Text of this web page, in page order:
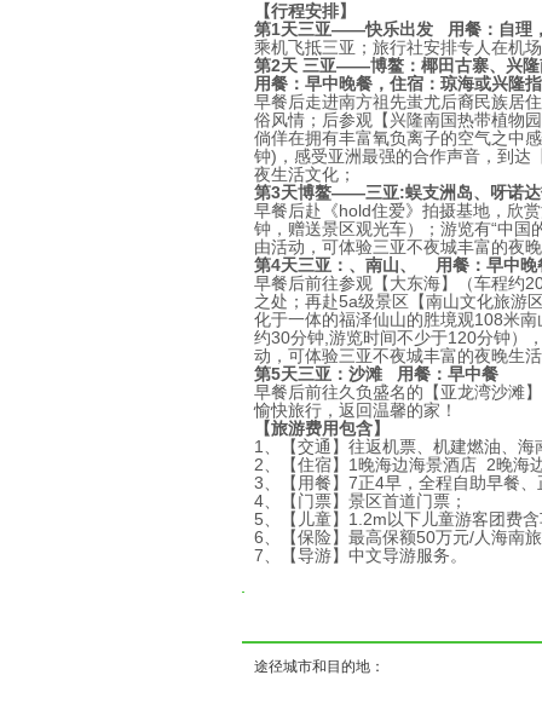
【行程安排】
第1天三亚——快乐出发 用餐：自理
乘机飞抵三亚；旅行社安排专人在机
第2天 三亚——博鳌：椰田古寨、兴隆
用餐：早中晚餐，住宿：琼海或兴隆
早餐后走进南方祖先蚩尤后裔民族居
俗风情；后参观【兴隆南国热带植物
倘佯在拥有丰富氧负离子的空气之中
钟) ，感受亚洲最强的合作声音，到达
夜生活文化；
第3天博鳌——三亚:蜈支洲岛、呀诺
早餐后赴《hold住爱》拍摄基地，欣
钟，赠送景区观光车）；游览有“中国
由活动，可体验三亚不夜城丰富的夜
第4天三亚：、南山、 用餐：早中晚
早餐后前往参观【大东海】（车程约
之处；再赴5a级景区【南山文化旅游
化于一体的福泽仙山的胜境观108米南
约30分钟 游览时间不少于120分钟）
动，可体验三亚不夜城丰富的夜晚生
第5天三亚：沙滩 用餐：早中餐
早餐后前往久负盛名的【亚龙湾沙滩
愉快旅行，返回温馨的家！
【旅游费用包含】
1
、【交通】往返机票、机建燃油、海
2 、【住宿】 1晚海边海景酒店 2晚海
3 、【用餐】 7正4早，全程自助早餐、
4 、【门票】景区首道门票；
5 、【儿童】 1.2m以下儿童游客团费
6 、【保险】最高保额50万元/人海南
7 、【导游】中文导游服务。
途径城市和目的地：